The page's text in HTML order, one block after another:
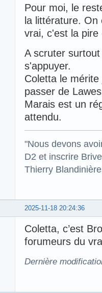
Pour moi, le
la littérature. On
vrai, c'est la pire
A scruter
s'appuyer.
Coletta le
passer de
Marais est un
attendu.
"Nous devons
D2 et inscrire
Thierry
2025-11-18 20:24:36
Coletta, c’est
forumeurs du
Dernière